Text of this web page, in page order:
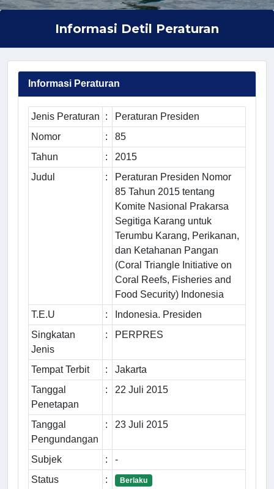
Informasi Detil Peraturan
Informasi Peraturan
Jenis Peraturan :
Peraturan Presiden
Nomor
:
85
Tahun
:
2015
Judul
:
Peraturan Presiden Nomor
85 Tahun 2015 tentang
Komite Nasional Prakarsa
Segitiga Karang untuk
Terumbu Karang, Perikanan,
dan Ketahanan Pangan
(Coral Triangle Initiative on
Coral Reefs, Fisheries and
Food Security) Indonesia
T.E.U
:
Indonesia. Presiden
Singkatan
Jenis
: PERPRES
Tempat Terbit :
Jakarta
Tanggal
Penetapan
: 22 Juli 2015
Tanggal
Pengundangan
: 23 Juli 2015
Subjek :
-
Status
: Berlaku